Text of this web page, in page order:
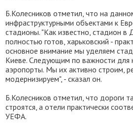
Б.Колесников отметил, что на
инфраструктурными объектами к
стадионы. "Как известно, стадион в
полностью готов, харьковский -
основное внимание мы уделяем
Киеве. Следующим по важности для
аэропорты. Мы их активно строим,
модернизируем", - сказал он.
Б.Колесников отметил, что дороги
строятся, а отели практически
УЕФА.